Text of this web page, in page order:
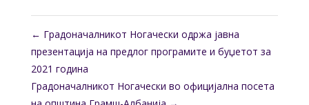
← Градоначалникот Ногачески одржа јавна
презентација на предлог програмите и буџетот за
2021 година
Градоначалникот Ногачески во официјална посета